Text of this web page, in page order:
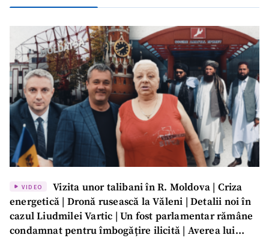
VIDEO
Vizita unor talibani în R. Moldova | Criza
energetică | Dronă rusească la Văleni | Detalii noi în
cazul Liudmilei Vartic | Un fost parlamentar rămâne
condamnat pentru îmbogățire ilicită | Averea lui